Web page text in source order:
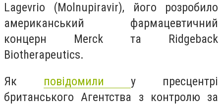
Lagevrio (Molnupiravir), його розробило
американський фармацевтичний
концерн Merck та Ridgeback
Biotherapeutics.
Як повідомили у пресцентрі
британського Агентства з контролю за